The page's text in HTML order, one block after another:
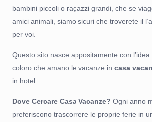
bambini piccoli o ragazzi grandi, che se
amici animali, siamo sicuri che troverete il
per voi.
Questo sito nasce appositamente con l’idea
coloro che amano le vacanze in casa
in hotel.
Dove Cercare Casa Vacanze? Ogni anno
preferiscono trascorrere le proprie ferie in